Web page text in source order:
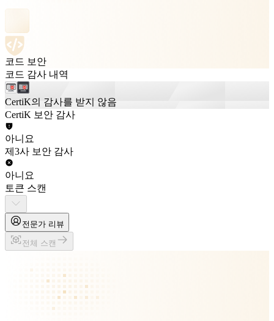
코드 보안
코드 감사 내역
CertiK의 감사를 받지 않음
CertiK 보안 감사
아니요
제3사 보안 감사
아니요
토큰 스캔
전문가 리뷰
전체 스캔